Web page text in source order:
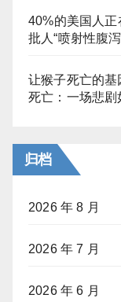
40%的美国人
批人“喷射性腹泻
让猴子死亡的
死亡：一场悲
归档
2026 年 8 月
2026 年 7 月
2026 年 6 月